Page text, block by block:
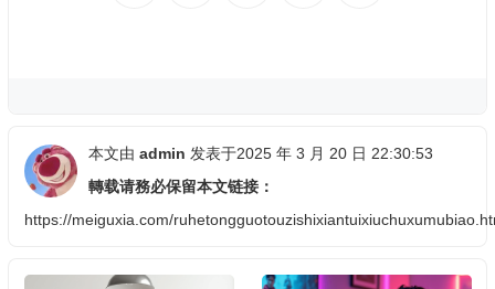
本文由 admin 发表于2025 年 3 月 20 日 22:30:53
轉载请務必保留本文链接：
https://meiguxia.com/